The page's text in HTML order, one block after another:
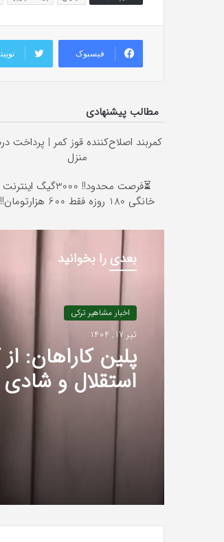
فیسبوک
مطالب پیشنهادی
کمربند اصلاح‌کننده قوز کمر | پرداخت
منزل
⏳فرصت محدود!! 3000گیگ اینترنت
خانگی 180 روزه فقط 600 هزارتومان!!
بعدی را بخوانید
اخبار مشاهیر ترکی
تیر 17, 1404
پلین کاراهان:
استقلال و شادی